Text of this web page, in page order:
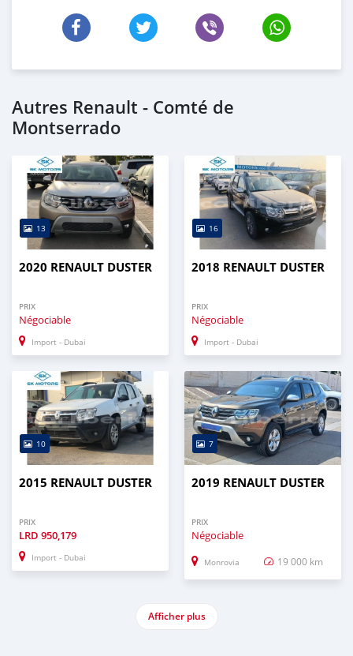
Autres Renault - Comté de
Montserrado
13
2020 RENAULT DUSTER
PRIX
Négociable
Import - Dubai
16
2018 RENAULT DUSTER
PRIX
Négociable
Import - Dubai
10
2015 RENAULT DUSTER
PRIX
LRD 950,179
Import - Dubai
7
2019 RENAULT DUSTER
PRIX
Négociable
Monrovia 19 000 km
Afficher plus